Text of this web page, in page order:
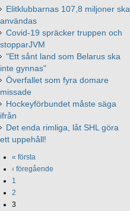
Elitklubbarnas 107,8 miljoner ska
användas
Covid-19 spräcker truppen och
stopparJVM
"Ett sånt land som Belarus ska
inte gynnas"
Överfallet som fyra domare
missade
Hockeyförbundet måste säga
ifrån
Det enda rimliga, låt SHL göra
ett uppehåll!
« första
‹ föregående
1
2
3